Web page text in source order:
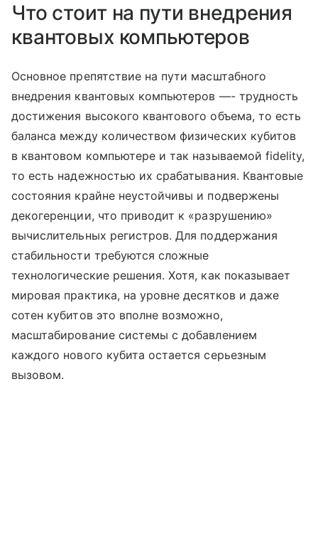
Что стоит на пути внедрения
квантовых компьютеров
Основное препятствие на пути масштабного
внедрения квантовых компьютеров —- трудность
достижения высокого квантового объема, то есть
баланса между количеством физических кубитов
в квантовом компьютере и так называемой fidelity,
то есть надежностью их срабатывания. Квантовые
состояния крайне неустойчивы и подвержены
декогеренции, что приводит к «разрушению»
вычислительных регистров. Для поддержания
стабильности требуются сложные
технологические решения. Хотя, как показывает
мировая практика, на уровне десятков и даже
сотен кубитов это вполне возможно,
масштабирование системы с добавлением
каждого нового кубита остается серьезным
вызовом.